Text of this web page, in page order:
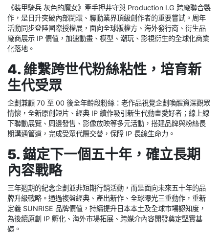
《裝甲騎兵 灰色的魔女》牽手押井守與 Production I.G 跨廠聯合製
作，是日升突破內部閉環、聯動業界頂級創作者的重要嘗試。周年
活動同步登陸國際授權展，面向全球版權方、海外發行商、衍生品
廠商展示 IP 價值，加速動畫、模型、潮玩、影視衍生的全球化商業
化落地。
4. 維繫跨世代粉絲粘性，培育新
生代受眾
企劃兼顧 70 至 00 後全年齡段粉絲：老作品視覺企劃喚醒資深觀眾
情懷，全新原創短片、經典 IP 續作吸引新生代動畫愛好者；線上線
下聯動展覽、周邊發售、影像放映等多元活動，搭建品牌與粉絲長
期溝通管道，完成受眾代際交替，保障 IP 長線生命力。
5. 錨定下一個五十年，確立長期
內容戰略
三年週期的紀念企劃並非短期行銷活動，而是面向未來五十年的品
牌升級戰略。通過複盤經典、產出新作、全球曝光三重動作，重新
定義 SUNRISE 品牌價值，持續提升日本本土及全球市場認知度，
為後續原創 IP 孵化、海外市場拓展、跨媒介內容開發奠定堅實基
礎。